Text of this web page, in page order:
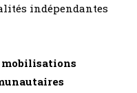
indépendantes
mobilisations